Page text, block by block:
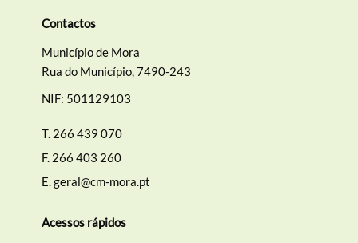
Contactos
Município de Mora
Rua do Município, 7490-243
NIF: 501129103
T. 266 439 070
F. 266 403 260
E.geral@cm-mora.pt
Acessos rápidos